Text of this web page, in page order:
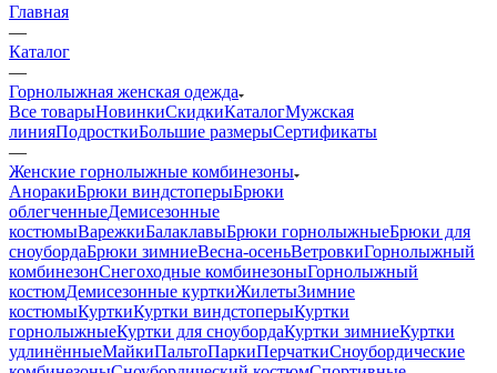
Главная
—
Каталог
—
Горнолыжная женская одежда
Все товарыНовинкиСкидкиКаталогМужская
линияПодросткиБольшие размерыСертификаты
—
Женские горнолыжные комбинезоны
АноракиБрюки виндстоперыБрюки
облегченныеДемисезонные
костюмыВарежкиБалаклавыБрюки горнолыжныеБрюки для
сноубордаБрюки зимниеВесна-осеньВетровкиГорнолыжный
комбинезонСнегоходные комбинезоныГорнолыжный
костюмДемисезонные курткиЖилетыЗимние
костюмыКурткиКуртки виндстоперыКуртки
горнолыжныеКуртки для сноубордаКуртки зимниеКуртки
удлинённыеМайкиПальтоПаркиПерчаткиСноубордические